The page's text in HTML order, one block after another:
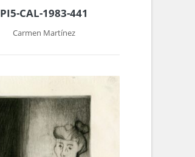
PI5-CAL-1983-441
Carmen Martínez